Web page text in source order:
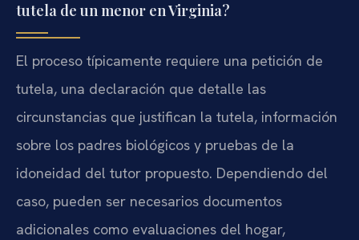
tutela de un menor en Virginia?
El proceso típicamente requiere una petición de
tutela, una declaración que detalle las
circunstancias que justifican la tutela, información
sobre los padres biológicos y pruebas de la
idoneidad del tutor propuesto. Dependiendo del
caso, pueden ser necesarios documentos
adicionales como evaluaciones del hogar,